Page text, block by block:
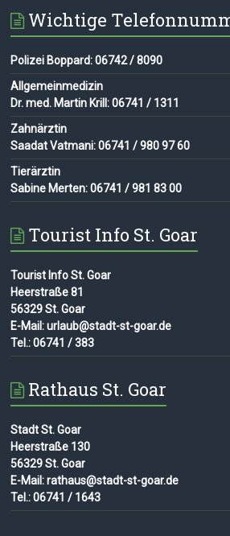
Wichtige
Polizei Boppard: 06742 / 8090
Allgemeinmedizin
Dr. med. Martin Krill: 06741 / 1311
Zahnärztin
Saadat Vatmani: 06741 / 980 97 60
Tierärztin
Sabine Merten: 06741 / 981 83 00
Tourist Info St. Goar
Tourist Info St. Goar
Heerstraße 81
56329 St. Goar
E-Mail: urlaub@stadt-st-goar.de
Tel.: 06741 / 383
Rathaus St. Goar
Stadt St. Goar
Heerstraße 130
56329 St. Goar
E-Mail: rathaus@stadt-st-goar.de
Tel.: 06741 / 1643